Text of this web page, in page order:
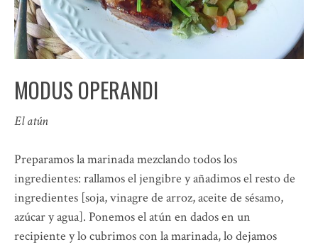
MODUS OPERANDI
El atún
Preparamos la marinada mezclando todos los
ingredientes: rallamos el jengibre y añadimos el resto de
ingredientes [soja, vinagre de arroz, aceite de sésamo,
azúcar y agua]. Ponemos el atún en dados en un
recipiente y lo cubrimos con la marinada, lo dejamos